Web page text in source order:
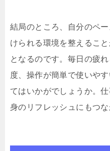
結局のところ、自分のペ
けられる環境を整えるこ
となるのです。毎日の疲
度、操作が簡単で使いや
てはいかがでしょうか。
身のリフレッシュにもつな